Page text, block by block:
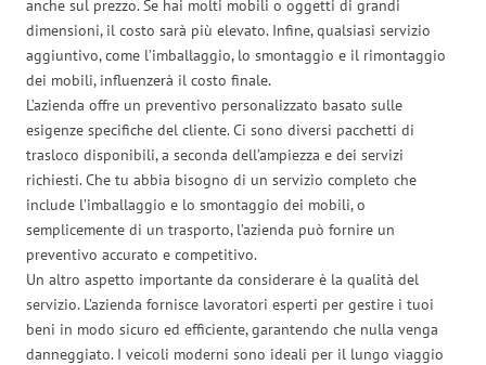
anche sul prezzo. Se hai molti mobili o oggetti di grandi
dimensioni, il costo sarà più elevato. Infine, qualsiasi servizio
aggiuntivo, come l’imballaggio, lo smontaggio e il rimontaggio
dei mobili, influenzerà il costo finale.
L’azienda offre un preventivo personalizzato basato sulle
esigenze specifiche del cliente. Ci sono diversi pacchetti di
trasloco disponibili, a seconda dell’ampiezza e dei servizi
richiesti. Che tu abbia bisogno di un servizio completo che
include l’imballaggio e lo smontaggio dei mobili, o
semplicemente di un trasporto, l’azienda può fornire un
preventivo accurato e competitivo.
Un altro aspetto importante da considerare è la qualità del
servizio. L’azienda fornisce lavoratori esperti per gestire i tuoi
beni in modo sicuro ed efficiente, garantendo che nulla venga
danneggiato. I veicoli moderni sono ideali per il lungo viaggio